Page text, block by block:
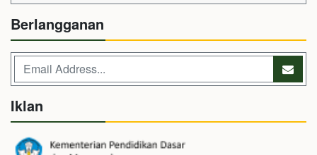
Berlangganan
Iklan